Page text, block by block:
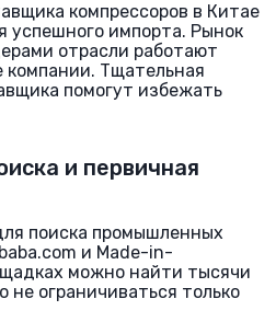
компрессоров в Китае
успешного импорта. Рынок
отрасли работают
компании. Тщательная
помогут избежать
и первичная
поиска промышленных
и Made-in-
можно найти тысячи
ограничиваться только